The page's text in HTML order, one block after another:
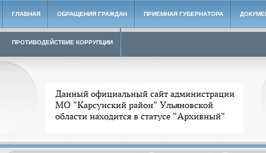
ГЛАВНАЯ ОБРАЩЕНИЯ ГРАЖДАН ПРИЕМНАЯ ГУБЕРНАТОРА
ПРОТИВОДЕЙСТВИЕ КОРРУПЦИИ
Архивный сайт администрации МО "Карсунский район"